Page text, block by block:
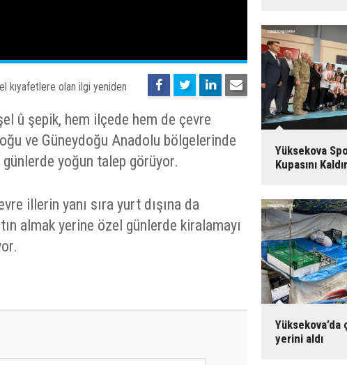
kıyafetlere olan ilgi yeniden
û şepik, hem ilçede hem de çevre
ve Güneydoğu Anadolu bölgelerinde
yoğun talep görüyor.
illerin yanı sıra yurt dışına da
almak yerine özel günlerde kiralamayı
Yüksekova
Kupasını
yerini aldı